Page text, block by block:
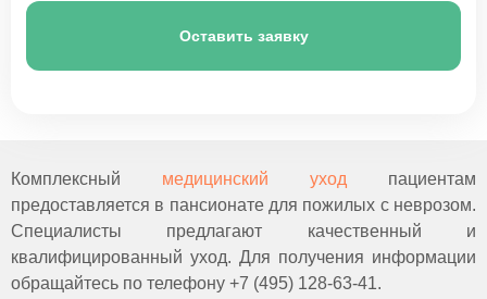
Оставить заявку
Комплексный медицинский уход пациентам
предоставляется в пансионате для пожилых с неврозом.
Специалисты предлагают качественный и
квалифицированный уход. Для получения информации
обращайтесь по телефону +7 (495) 128-63-41.